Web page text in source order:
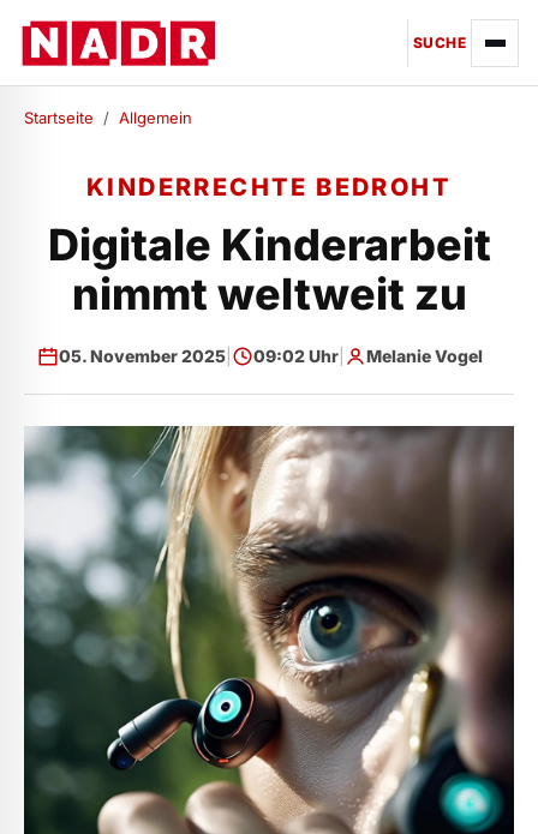
SUCHE
Startseite / Allgemein
KINDERRECHTE BEDROHT
Digitale Kinderarbeit
nimmt weltweit zu
05. November 2025 09:02 Uhr Melanie Vogel